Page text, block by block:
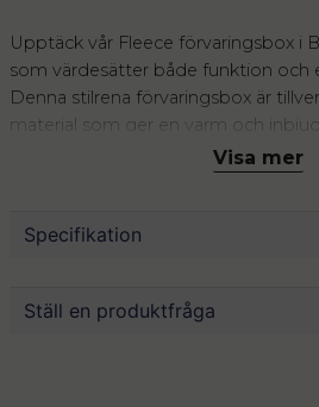
Upptäck vår Fleece förvaringsbox i
som värdesätter både funktion och
Denna stilrena förvaringsbox är
material som ger en varm och
rum som helst. Perfekt för att
och leksaker till böcker och andra
Den eleganta beige färgen ger en
väl in i olika inredningsstilar, och
handtag på sidorna är den enkel
Visa mer
Specifikation
Mått
32 x 32 x 32
Ställ en produktfråga